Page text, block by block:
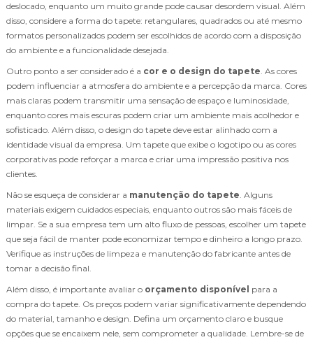
deslocado, enquanto um muito grande pode causar desordem visual. Além
disso, considere a forma do tapete: retangulares, quadrados ou até mesmo
formatos personalizados podem ser escolhidos de acordo com a disposição
do ambiente e a funcionalidade desejada.
Outro ponto a ser considerado é a cor e o design do tapete. As cores
podem influenciar a atmosfera do ambiente e a percepção da marca. Cores
mais claras podem transmitir uma sensação de espaço e luminosidade,
enquanto cores mais escuras podem criar um ambiente mais acolhedor e
sofisticado. Além disso, o design do tapete deve estar alinhado com a
identidade visual da empresa. Um tapete que exibe o logotipo ou as cores
corporativas pode reforçar a marca e criar uma impressão positiva nos
clientes.
Não se esqueça de considerar a manutenção do tapete. Alguns
materiais exigem cuidados especiais, enquanto outros são mais fáceis de
limpar. Se a sua empresa tem um alto fluxo de pessoas, escolher um tapete
que seja fácil de manter pode economizar tempo e dinheiro a longo prazo.
Verifique as instruções de limpeza e manutenção do fabricante antes de
tomar a decisão final.
Além disso, é importante avaliar o orçamento disponível para a
compra do tapete. Os preços podem variar significativamente dependendo
do material, tamanho e design. Defina um orçamento claro e busque
opções que se encaixem nele, sem comprometer a qualidade. Lembre-se de